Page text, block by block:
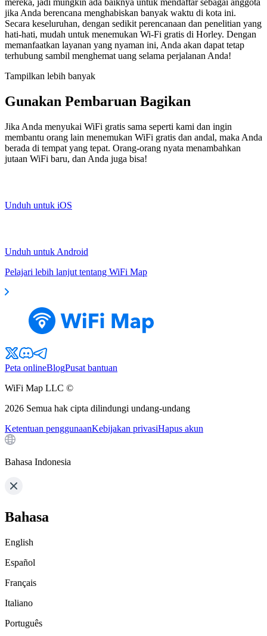
mereka, jadi mungkin ada baiknya untuk mendaftar sebagai anggota
jika Anda berencana menghabiskan banyak waktu di kota ini.
Secara keseluruhan, dengan sedikit perencanaan dan penelitian yang
hati-hati, mudah untuk menemukan Wi-Fi gratis di Horley. Dengan
memanfaatkan layanan yang nyaman ini, Anda akan dapat tetap
terhubung sambil menghemat uang selama perjalanan Anda!
Tampilkan lebih banyak
Gunakan Pembaruan Bagikan
Jika Anda menyukai WiFi gratis sama seperti kami dan ingin
membantu orang lain menemukan WiFi gratis dan andal, maka Anda
berada di tempat yang tepat. Orang-orang nyata menambahkan
jutaan WiFi baru, dan Anda juga bisa!
Unduh untuk iOS
Unduh untuk Android
Pelajari lebih lanjut tentang WiFi Map
Peta onlineBlogPusat bantuan
WiFi Map LLC ©
2026 Semua hak cipta dilindungi undang-undang
Ketentuan penggunaanKebijakan privasiHapus akun
Bahasa Indonesia
Bahasa
English
Español
Français
Italiano
Português